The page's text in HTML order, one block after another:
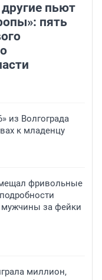
пьют
пять
из Волгограда
к младенцу
фривольные
мужчины за фейки
миллион,